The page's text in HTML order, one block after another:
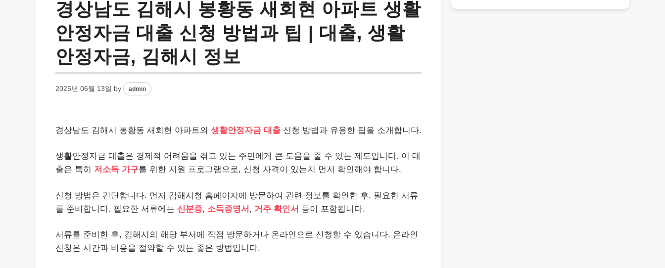
경상남도 김해시 봉황동 새회현 아파트 생활
안정자금 대출 신청 방법과 팁 | 대출, 생활
안정자금, 김해시 정보
2025년 06월 13일 by admin
경상남도 김해시 봉황동 새회현 아파트 의 생활안정자금 대출 신청 방법과 유용한 팁을 소개합니다.
생활안정자금 대출은 경제적 어려움을 겪고 있는 주민에게 큰 도움을 줄 수 있는 제도입니다. 이 대
출은 특히 저소득 가구를 위한 지원 프로그램으로, 신청 자격이 있는지 먼저 확인해야 합니다.
신청 방법은 간단합니다. 먼저 김해시청 홈페이지에 방문하여 관련 정보를 확인한 후, 필요한 서류
를 준비합니다. 필요한 서류에는 신분증, 소득증명서 , 거주 확인서 등이 포함됩니다.
서류를 준비한 후, 김해시의 해당 부서에 직접 방문하거나 온라인으로 신청할 수 있습니다. 온라인
신청은 시간과 비용을 절약할 수 있는 좋은 방법입니다.